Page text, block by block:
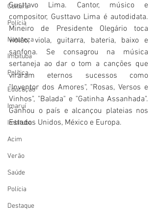
Cultura
Polícia
Natureza
Imbituba
Política
Educação
Imaruí
Imbituba
Acim
Verão
Saúde
Polícia
Destaque
Gusttavo Lima. Cantor, músico e
compositor, Gusttavo Lima é autodidata.
Mineiro de Presidente Olegário toca
violão, viola, guitarra, bateria, baixo e
sanfona. Se consagrou na música
sertaneja ao dar o tom a canções que
viraram eternos sucessos como
"Inventor dos Amores", "Rosas, Versos e
Vinhos", "Balada" e "Gatinha Assanhada".
Ganhou o país e alcançou plateias nos
Estados Unidos, México e Europa.